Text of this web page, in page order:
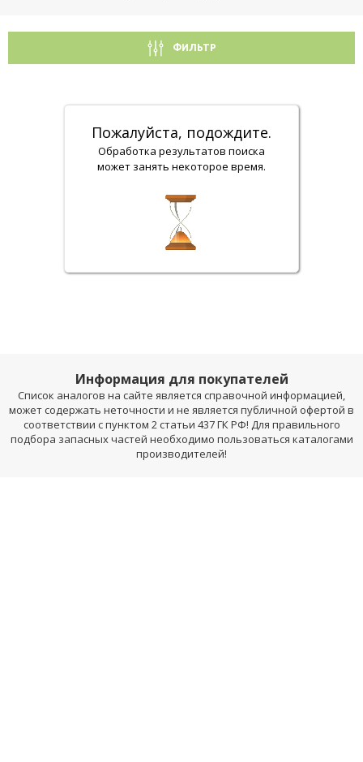
ФИЛЬТР
Пожалуйста, подождите.
Обработка результатов поиска
может занять некоторое время.
Информация для покупателей
Список аналогов на сайте является справочной информацией,
может содержать неточности и не является публичной офертой в
соответствии с пунктом 2 статьи 437 ГК РФ! Для правильного
подбора запасных частей необходимо пользоваться каталогами
производителей!